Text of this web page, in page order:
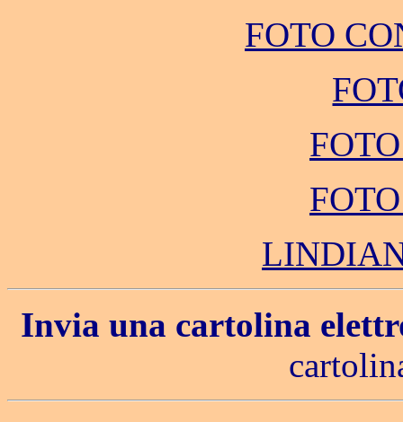
FOTO
Invia una cartolina